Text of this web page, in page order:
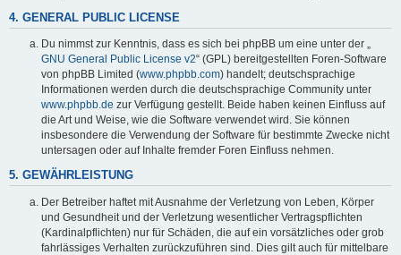
4. GENERAL PUBLIC LICENSE
Du nimmst zur Kenntnis, dass es sich bei phpBB um eine unter der „
GNU General Public License v2“ (GPL) bereitgestellten Foren-Software
von phpBB Limited (www.phpbb.com) handelt; deutschsprachige
Informationen werden durch die deutschsprachige Community unter
www.phpbb.de zur Verfügung gestellt. Beide haben keinen Einfluss auf
die Art und Weise, wie die Software verwendet wird. Sie können
insbesondere die Verwendung der Software für bestimmte Zwecke nicht
untersagen oder auf Inhalte fremder Foren Einfluss nehmen.
5. GEWÄHRLEISTUNG
Der Betreiber haftet mit Ausnahme der Verletzung von Leben, Körper
und Gesundheit und der Verletzung wesentlicher Vertragspflichten
(Kardinalpflichten) nur für Schäden, die auf ein vorsätzliches oder grob
fahrlässiges Verhalten zurückzuführen sind. Dies gilt auch für mittelbare